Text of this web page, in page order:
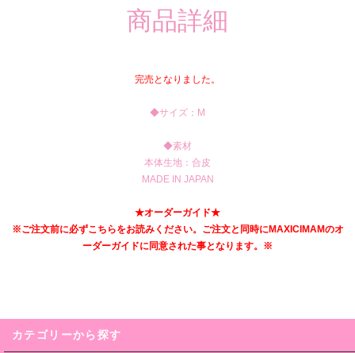
商品詳細
完売となりました。
◆サイズ：M
◆素材
本体生地：合皮
MADE IN JAPAN
★オーダーガイド★
※ご注文前に必ずこちらをお読みください。ご注文と同時にMAXICIMAMのオ
ーダーガイドに同意された事となります。※
カテゴリーから探す